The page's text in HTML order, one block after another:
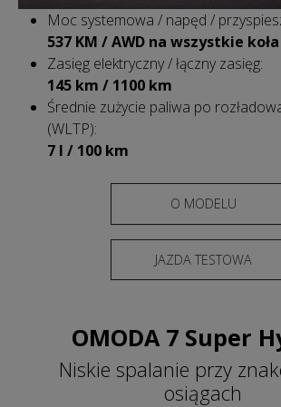
Moc systemowa / napęd /
537 KM / AWD na wszystkie
Zasięg elektryczny / łączny zasięg:
145 km / 1100 km
Średnie zużycie paliwa po
(WLTP):
7 l / 100 km
O MODELU
JAZDA TESTOWA
OMODA 7 Super
Niskie spalanie przy
osiągach